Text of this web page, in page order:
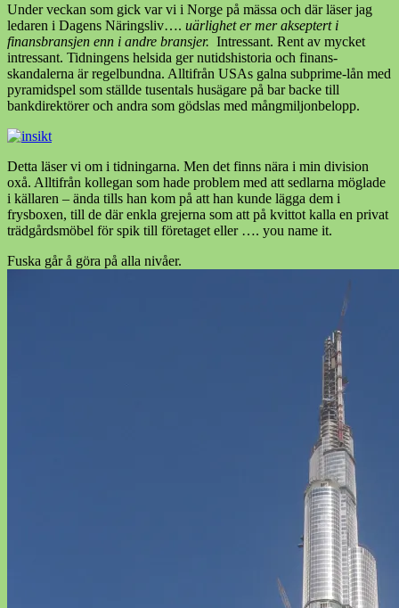
Under veckan som gick var vi i Norge på mässa och där läser jag
ledaren i Dagens Näringsliv…. uärlighet er mer akseptert i
finansbransjen enn i andre bransjer. Intressant. Rent av mycket
intressant. Tidningens helsida ger nutidshistoria och finans-
skandalerna är regelbundna. Alltifrån USAs galna subprime-lån med
pyramidspel som ställde tusentals husägare på bar backe till
bankdirektörer och andra som gödslas med mångmiljonbelopp.
Detta läser vi om i tidningarna. Men det finns nära i min division
oxå. Alltifrån kollegan som hade problem med att sedlarna möglade
i källaren – ända tills han kom på att han kunde lägga dem i
frysboxen, till de där enkla grejerna som att på kvittot kalla en privat
trädgårdsmöbel för spik till företaget eller …. you name it.
Fuska går å göra på alla nivåer.